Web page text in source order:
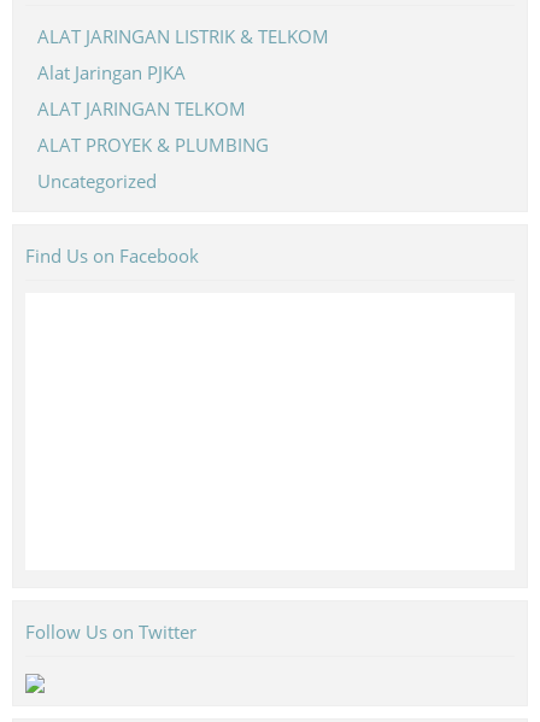
ALAT JARINGAN LISTRIK & TELKOM
Alat Jaringan PJKA
ALAT JARINGAN TELKOM
ALAT PROYEK & PLUMBING
Uncategorized
Find Us on Facebook
Follow Us on Twitter